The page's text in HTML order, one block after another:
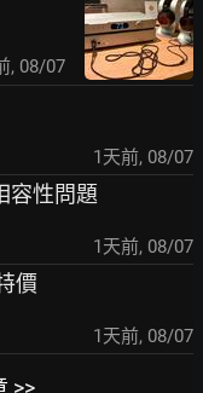
, 08/07
1天前, 08/07
容性問題
1天前, 08/07
價
1天前, 08/07
>>